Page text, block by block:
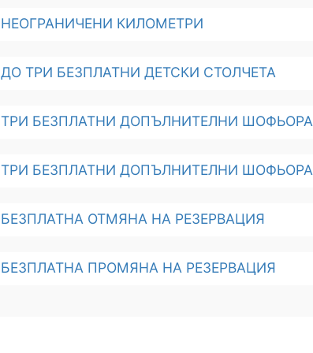
НЕОГРАНИЧЕНИ КИЛОМЕТРИ
ДО ТРИ БЕЗПЛАТНИ ДЕТСКИ СТОЛЧЕТА
ТРИ БЕЗПЛАТНИ ДОПЪЛНИТЕЛНИ ШОФЬОРА
ТРИ БЕЗПЛАТНИ ДОПЪЛНИТЕЛНИ ШОФЬОРА
БЕЗПЛАТНА ОТМЯНА НА РЕЗЕРВАЦИЯ
БЕЗПЛАТНА ПРОМЯНА НА РЕЗЕРВАЦИЯ